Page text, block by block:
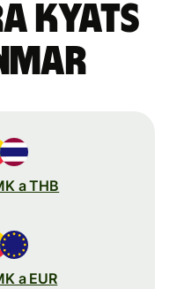
kyats
a THB
a EUR